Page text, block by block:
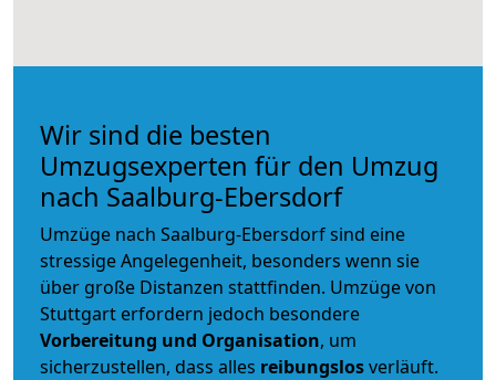
Wir sind die besten
Umzugsexperten für den Umzug
nach Saalburg-Ebersdorf
Umzüge nach Saalburg-Ebersdorf sind eine
stressige Angelegenheit, besonders wenn sie
über große Distanzen stattfinden. Umzüge von
Stuttgart erfordern jedoch besondere
Vorbereitung und Organisation, um
sicherzustellen, dass alles reibungslosverläuft.